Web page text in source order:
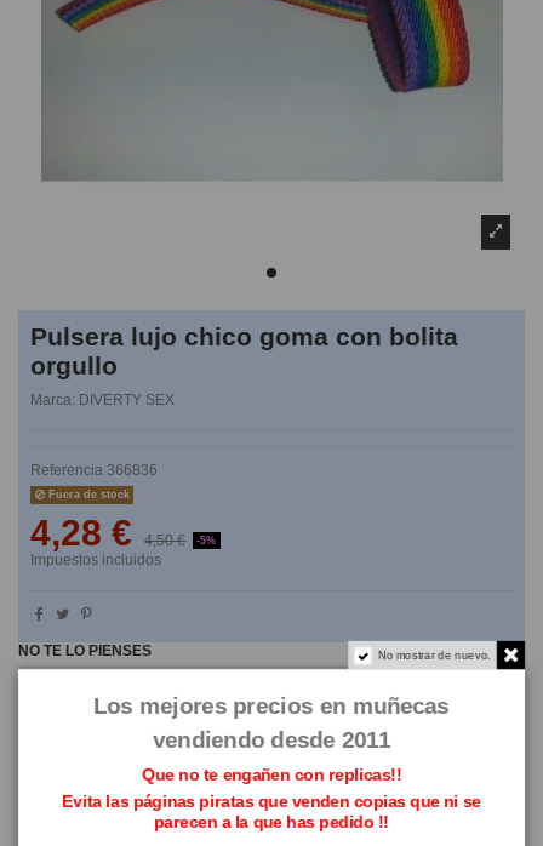
Pulsera lujo chico goma con bolita
orgullo
Marca: DIVERTY SEX
Referencia 366836
Fuera de stock
4,28 € 4,50 € -5%
Impuestos incluidos
NO TE LO PIENSES No mostrar de nuevo.
Los mejores precios en muñecas
vendiendo desde 2011
Que no te engañen con replicas!!
Evita las páginas piratas que venden copias que ni se
parecen a la que has pedido !!